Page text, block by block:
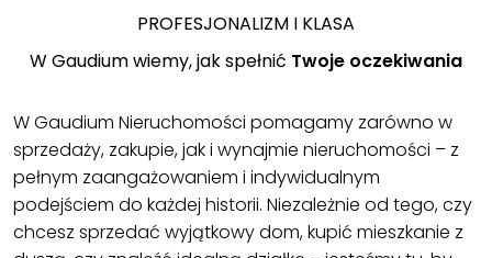
PROFESJONALIZM I KLASA
W Gaudium wiemy, jak spełnić Twoje oczekiwania
W Gaudium Nieruchomości pomagamy zarówno w
sprzedaży, zakupie, jak i wynajmie nieruchomości – z
pełnym zaangażowaniem i indywidualnym
podejściem do każdej historii. Niezależnie od tego, czy
chcesz sprzedać wyjątkowy dom, kupić mieszkanie z